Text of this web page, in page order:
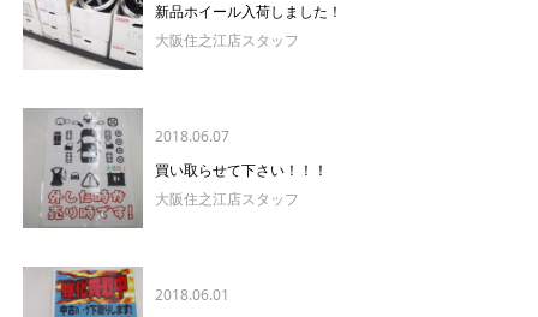
新品ホイール入荷しました！
大阪住之江店スタッフ
2018.06.07
買い取らせて下さい！！！
大阪住之江店スタッフ
2018.06.01